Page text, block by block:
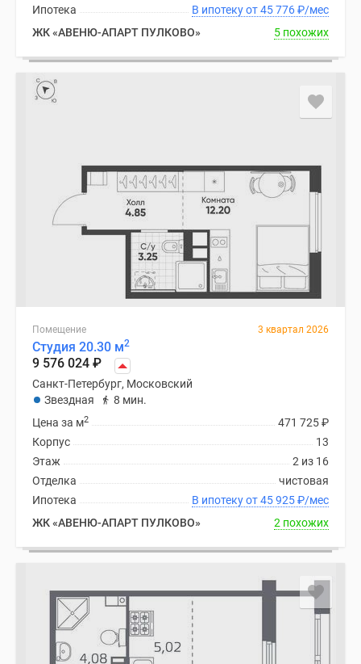
В ипотеку от 45 776₽/мес
Ипотека
ЖК «АВЕНЮ-АПАРТ ПУЛКОВО»
5 похожих
Помещение 3 квартал 2026
Студия 20.30 м2
9 576 024 ₽
Санкт-Петербург, Московский
Звездная
8 мин.
471 725₽
Цена за м2
13
Корпус
2 из 16
Этаж
чистовая
Отделка
В ипотеку от 45 925₽/мес
Ипотека
ЖК «АВЕНЮ-АПАРТ ПУЛКОВО»
2 похожих